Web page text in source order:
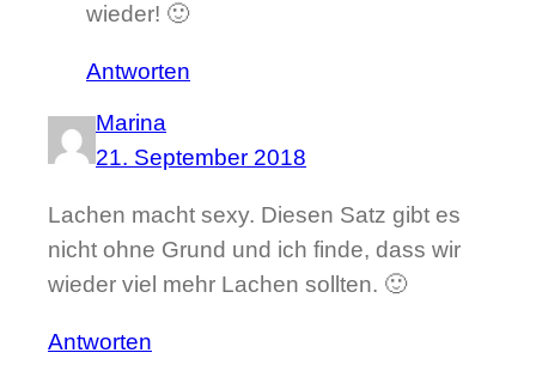
wieder! 🙂
Antworten
Marina
21. September 2018
Lachen macht sexy. Diesen Satz gibt es
nicht ohne Grund und ich finde, dass wir
wieder viel mehr Lachen sollten. 🙂
Antworten